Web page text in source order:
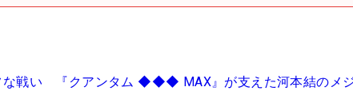
な戦い 『クアンタム ◆◆◆ MAX』が支えた河本結のメ